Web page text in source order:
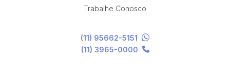
Trabalhe Conosco
(11) 95662-5151
(11) 3965-0000